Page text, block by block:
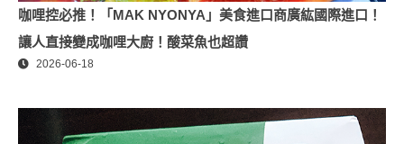
咖哩控必推！「MAK NYONYA」美食進口商廣紘國際進口！
讓人直接變成咖哩大廚！酸菜魚也超讚
2026-06-18